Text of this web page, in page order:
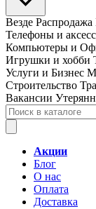
Везде Распродажа
Телефоны и
Компьютеры и
Игрушки и хобби
Услуги и Бизнес
Строительство
Вакансии
Акции
Блог
О нас
Оплата
Доставка